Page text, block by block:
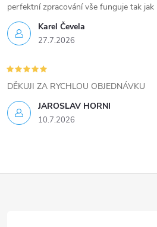
Karel Čevela
27.7.2026
perfektní zpracování vše funguje tak
JAROSLAV HORNI
10.7.2026
DĚKUJI ZA RYCHLOU OBJEDNÁVKU